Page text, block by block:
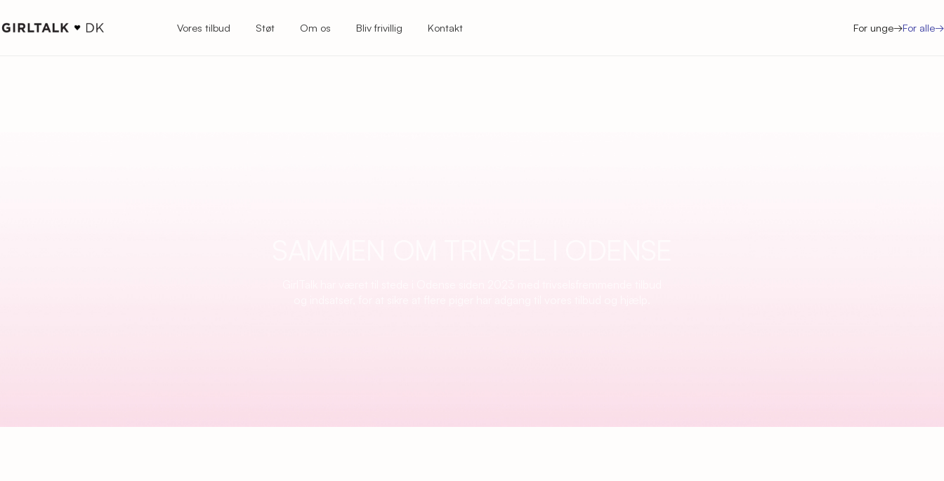
Vores tilbud Støt Om os Bliv frivillig Kontakt For unge→For alle→